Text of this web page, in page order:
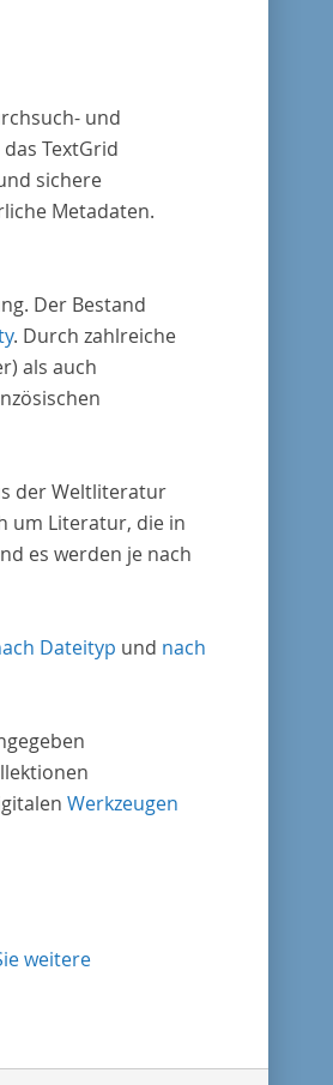
und
TextGrid
sichere
Metadaten.
Der Bestand
. Durch zahlreiche
als auch
der Weltliteratur
um Literatur, die in
es werden je nach
Dateityp und nach
Werkzeugen
weitere